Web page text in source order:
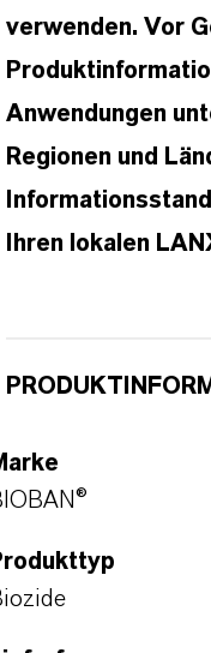
verwenden. Vor
Anwendungen
Regionen und
Ihren lokalen